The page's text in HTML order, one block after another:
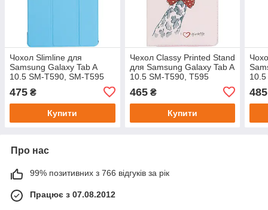
Чохол Slimline для
Samsung Galaxy Tab A
10.5 SM-T590, SM-T595
475 ₴
Купити
Чехол Classy Printed Stand
для Samsung Galaxy Tab A
10.5 SM-T590, T595
465₴
Купити
485
Про нас
99% позитивних з 766 відгуків за рік
Працює з 07.08.2012